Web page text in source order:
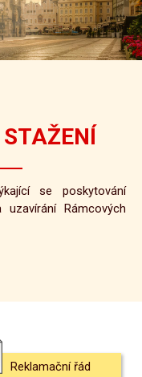
STAŽENÍ
se poskytování
uzavírání Rámcových
Reklamační řád